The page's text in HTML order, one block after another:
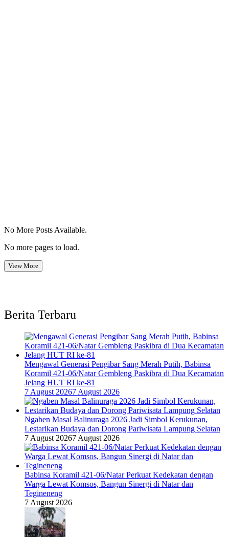
No More Posts Available.
No more pages to load.
View More
Berita Terbaru
Mengawal Generasi Pengibar Sang Merah Putih, Babinsa
Koramil 421-06/Natar Gembleng Paskibra di Dua Kecamatan
Jelang HUT RI ke-81
7 August 20267 August 2026
Ngaben Masal Balinuraga 2026 Jadi Simbol Kerukunan,
Lestarikan Budaya dan Dorong Pariwisata Lampung Selatan
7 August 20267 August 2026
Babinsa Koramil 421-06/Natar Perkuat Kedekatan dengan
Warga Lewat Komsos, Bangun Sinergi di Natar dan
Tegineneng
7 August 2026